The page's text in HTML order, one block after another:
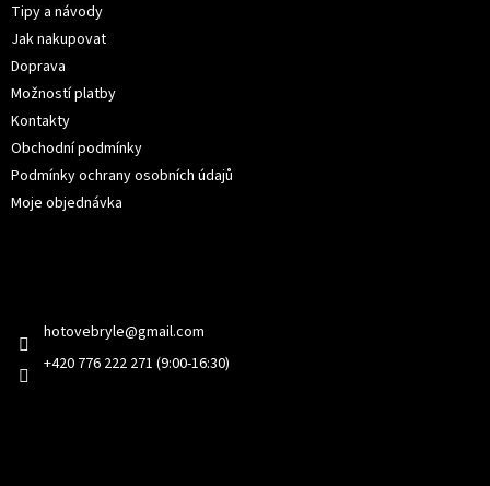
Tipy a návody
Jak nakupovat
Doprava
Možností platby
Kontakty
Obchodní podmínky
Podmínky ochrany osobních údajů
Moje objednávka
hotovebryle@gmail.com
+420 776 222 271 (9:00-16:30)